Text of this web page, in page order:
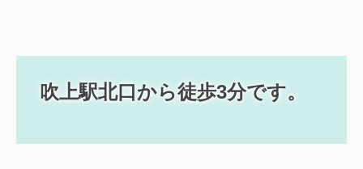
吹上駅北口から徒歩3分です。